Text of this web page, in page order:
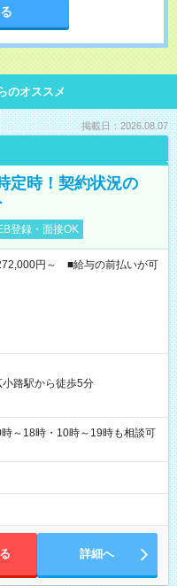
のオススメ
掲載日：2026.08.07
定時！契約状況の
登録・面接OK
円～ ■給与の前払いが可
小路駅から徒歩5分
～18時・10時～19時も相談可
詳細へ